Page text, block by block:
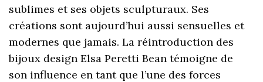
sublimes et ses objets sculpturaux. Ses
créations sont aujourd’hui aussi sensuelles et
modernes que jamais. La réintroduction des
bijoux design Elsa Peretti Bean témoigne de
son influence en tant que l’une des forces